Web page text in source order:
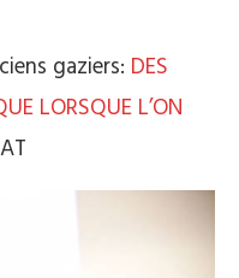
gaziers: DES
LORSQUE L’ON